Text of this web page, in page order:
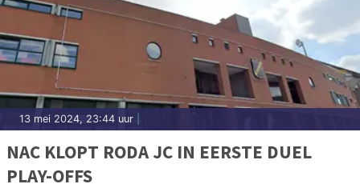
13 mei 2024, 23:44 uur
NAC KLOPT RODA JC IN EERSTE DUEL
PLAY-OFFS